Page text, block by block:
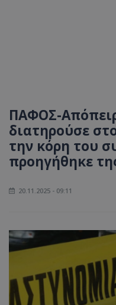
ΠΑΦΟΣ-
διατηρούσε
την κόρη του
προηγήθηκε
20.11.2025 - 09:11